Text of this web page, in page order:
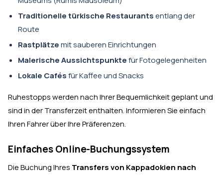
Traditionelle türkische Restaurantsentlang der
Route
Rastplätzemit sauberen Einrichtungen
Malerische Aussichtspunktefür Fotogelegenheiten
Lokale Cafésfür Kaffee und Snacks
Ruhestopps werden nach Ihrer Bequemlichkeit geplant und
sind in der Transferzeit enthalten. Informieren Sie einfach
Ihren Fahrer über Ihre Präferenzen.
Einfaches Online-Buchungssystem
Die Buchung Ihres Transfers von Kappadokien nach